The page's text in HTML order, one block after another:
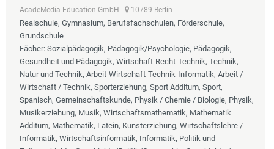
AcadeMedia Education GmbH 10789 Berlin
Realschule, Gymnasium, Berufsfachschulen, Förderschule,
Grundschule
Fächer: Sozialpädagogik, Pädagogik/Psychologie, Pädagogik,
Gesundheit und Pädagogik, Wirtschaft-Recht-Technik, Technik,
Natur und Technik, Arbeit-Wirtschaft-Technik-Informatik, Arbeit /
Wirtschaft / Technik, Sporterziehung, Sport Additum, Sport,
Spanisch, Gemeinschaftskunde, Physik / Chemie / Biologie, Physik,
Musikerziehung, Musik, Wirtschaftsmathematik, Mathematik
Additum, Mathematik, Latein, Kunsterziehung, Wirtschaftslehre /
Informatik, Wirtschaftsinformatik, Informatik, Politik und